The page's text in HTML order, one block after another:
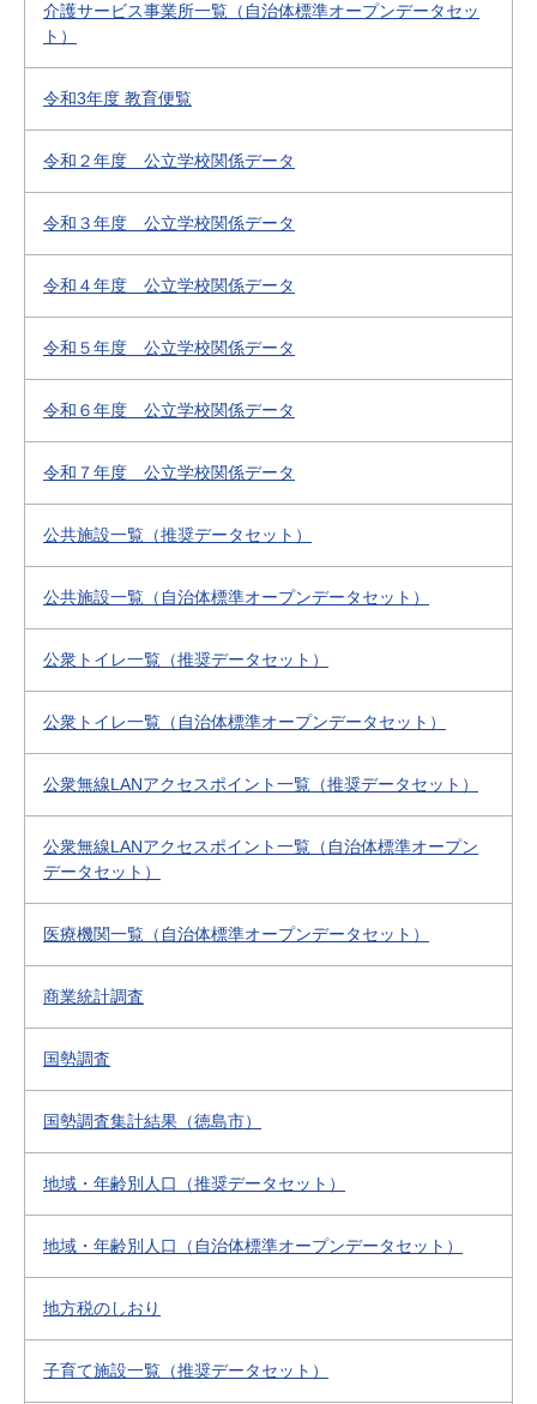
介護サービス事業所一覧（自治体標準オープンデータセッ
ト）
令和3年度 教育便覧
令和２年度 公立学校関係データ
令和３年度 公立学校関係データ
令和４年度 公立学校関係データ
令和５年度 公立学校関係データ
令和６年度 公立学校関係データ
令和７年度 公立学校関係データ
公共施設一覧（推奨データセット）
公共施設一覧（自治体標準オープンデータセット）
公衆トイレ一覧（推奨データセット）
公衆トイレ一覧（自治体標準オープンデータセット）
公衆無線LANアクセスポイント一覧（推奨データセット）
公衆無線LANアクセスポイント一覧（自治体標準オープン
データセット）
医療機関一覧（自治体標準オープンデータセット）
商業統計調査
国勢調査
国勢調査集計結果（徳島市）
地域・年齢別人口（推奨データセット）
地域・年齢別人口（自治体標準オープンデータセット）
地方税のしおり
子育て施設一覧（推奨データセット）